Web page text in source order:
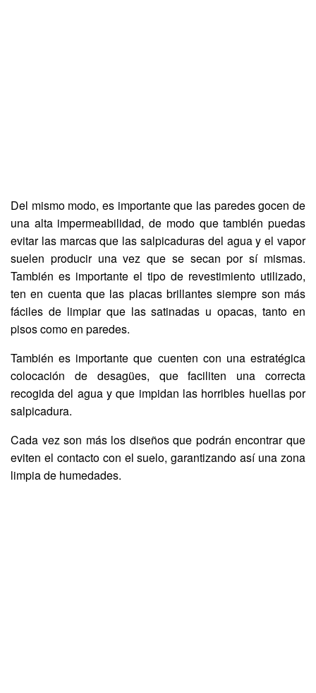
Del mismo modo, es importante que las paredes gocen de
una alta impermeabilidad, de modo que también puedas
evitar las marcas que las salpicaduras del agua y el vapor
suelen producir una vez que se secan por sí mismas.
También es importante el tipo de revestimiento utilizado,
ten en cuenta que las placas brillantes siempre son más
fáciles de limpiar que las satinadas u opacas, tanto en
pisos como en paredes.
También es importante que cuenten con una estratégica
colocación de desagües, que faciliten una correcta
recogida del agua y que impidan las horribles huellas por
salpicadura.
Cada vez son más los diseños que podrán encontrar que
eviten el contacto con el suelo, garantizando así una zona
limpia de humedades.